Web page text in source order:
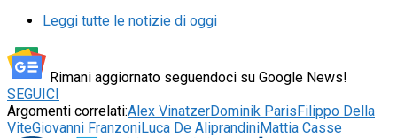
Leggi tutte le notizie di oggi
Rimani aggiornato seguendoci su Google News!
SEGUICI
Argomenti correlati:Alex VinatzerDominik ParisFilippo Della
ViteGiovanni FranzoniLuca De AliprandiniMattia Casse